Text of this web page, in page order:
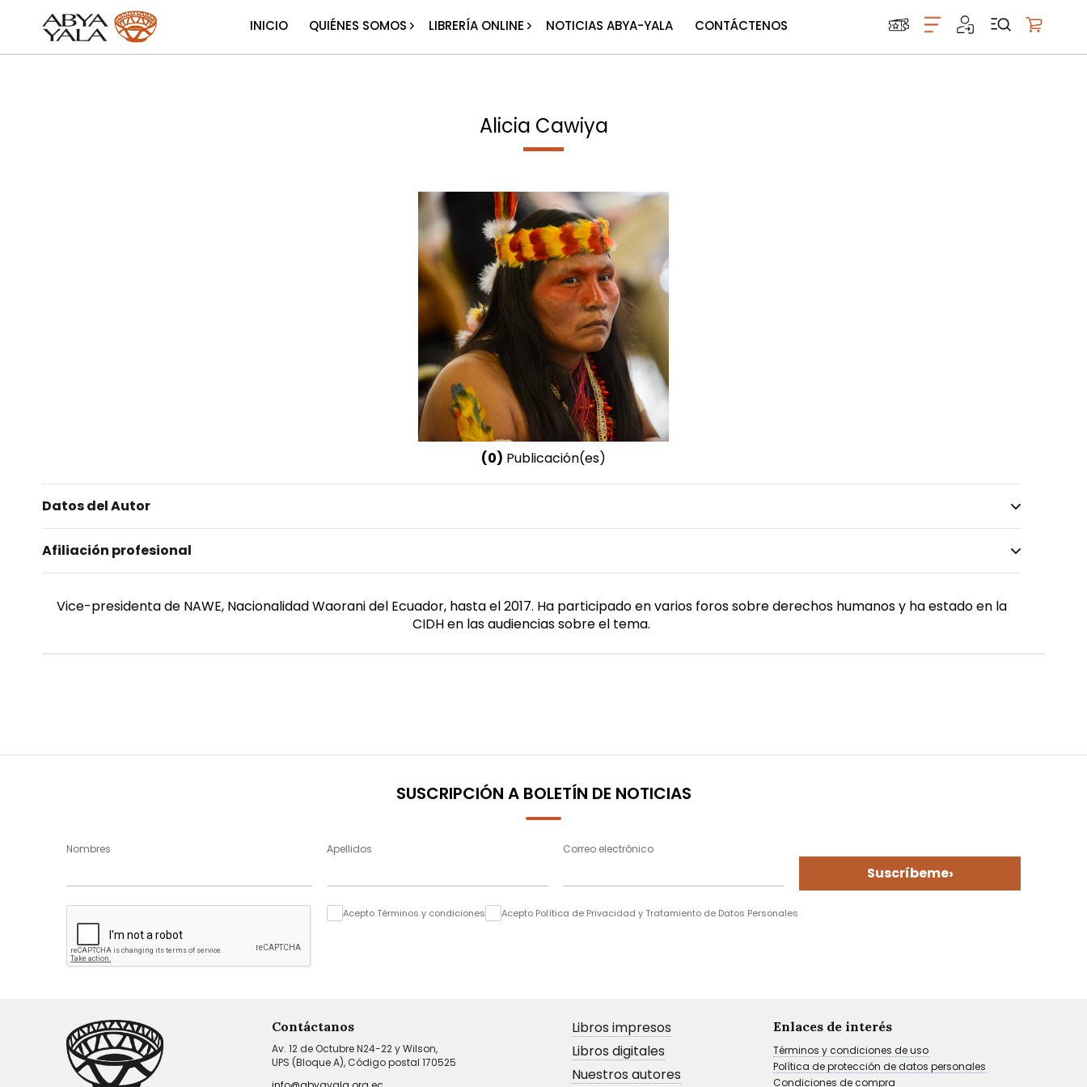
INICIO QUIÉNES SOMOS LIBRERÍA ONLINE NOTICIAS ABYA-YALA CONTÁCTENOS
Alicia Cawiya
(0) Publicación(es)
Datos del Autor
Femenino
Afiliación profesional
Vice-presidenta de NAWE, Nacionalidad Waorani del Ecuador, hasta el 2017. Ha participado en varios foros sobre derechos humanos y ha estado en la
CIDH en las audiencias sobre el tema.
SUSCRIPCIÓN A BOLETÍN DE NOTICIAS
Nombres Apellidos Correo electrónico
Suscríbeme›
Acepto Términos y condiciones Acepto Política de Privacidad y Tratamiento de Datos Personales
Contáctanos
Av. 12 de Octubre N24-22 y Wilson,
UPS (Bloque A), Código postal 170525
Libros impresos
Libros digitales
Nuestros autores
Enlaces de interés
Términos y condiciones de uso
Política de protección de datos personales
Condiciones de compra